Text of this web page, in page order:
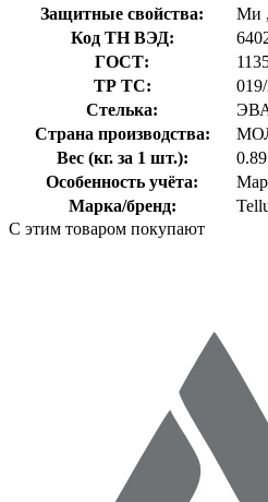
Защитные свойства:
Ми ,
Код ТН ВЭД:
ГОСТ:
ТР ТС:
Стелька:
Страна производства:
Вес (кг. за 1 шт.):
0.89
Особенность учёта:
Марка/бренд:
С этим товаром покупают